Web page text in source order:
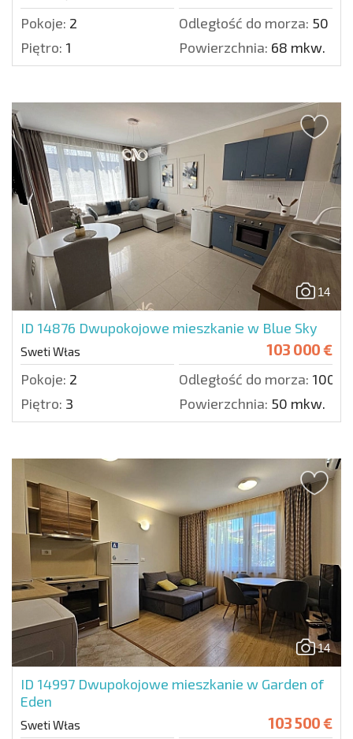
Pokoje: 2 Odległość do morza: 50 m.
Piętro: 1 Powierzchnia: 68 mkw.
14
ID 14876 Dwupokojowe mieszkanie w Blue Sky
Sweti Włas 103 000 €
Pokoje: 2 Odległość do morza: 100
Piętro: 3 Powierzchnia: 50 mkw.
14
ID 14997 Dwupokojowe mieszkanie w Garden of
Eden
Sweti Włas 103 500 €